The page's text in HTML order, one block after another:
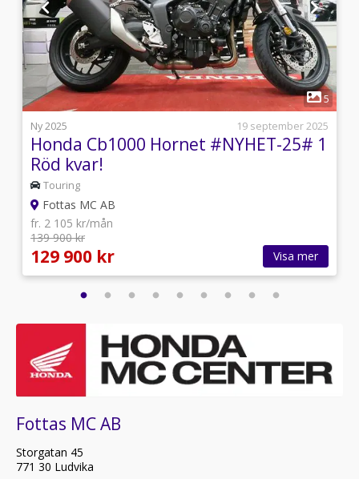
1
5
Ny 2025
19 september 2025
Honda Cb1000 Hornet #NYHET-25# 1
Röd kvar!
Touring
Fottas MC AB
fr. 2 105 kr/mån
139 900 kr
129 900 kr Visa mer
Fottas MC AB
Storgatan 45
771 30 Ludvika